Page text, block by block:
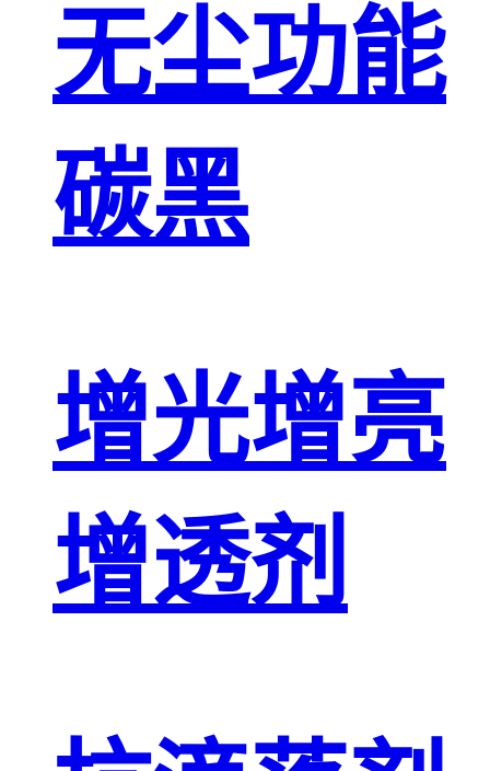
无尘功能
碳黑
增光增亮
增透剂